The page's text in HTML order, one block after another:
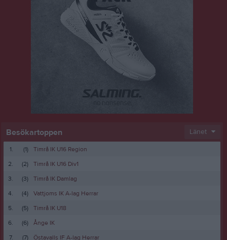
Besökartoppen Länet
1. (1)
Timrå IK U16 Region
2.
(2)
Timrå IK U16 Div1
3.
(3)
Timrå IK Damlag
4.
(4)
Vattjoms IK A-lag Herrar
5.
(5)
Timrå IK U18
6.
(6)
Ånge IK
7.
(7) Östavalls IF A-lag Herrar